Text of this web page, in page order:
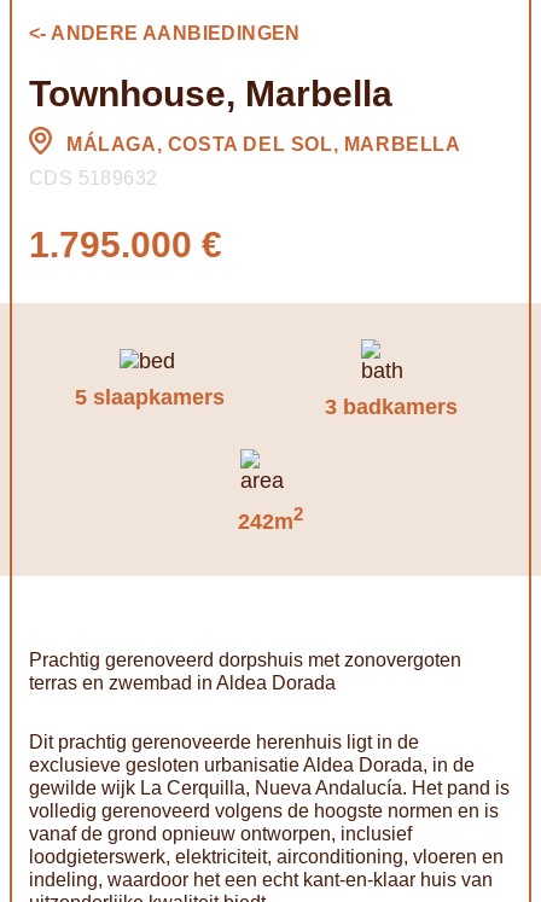
<- ANDERE AANBIEDINGEN
Townhouse, Marbella
MÁLAGA, COSTA DEL SOL, MARBELLA
CDS 5189632
1.795.000 €
5 slaapkamers 3 badkamers
242m2
Prachtig gerenoveerd dorpshuis met zonovergoten
terras en zwembad in Aldea Dorada
Dit prachtig gerenoveerde herenhuis ligt in de
exclusieve gesloten urbanisatie Aldea Dorada, in de
gewilde wijk La Cerquilla, Nueva Andalucía. Het pand is
volledig gerenoveerd volgens de hoogste normen en is
vanaf de grond opnieuw ontworpen, inclusief
loodgieterswerk, elektriciteit, airconditioning, vloeren en
indeling, waardoor het een echt kant-en-klaar huis van